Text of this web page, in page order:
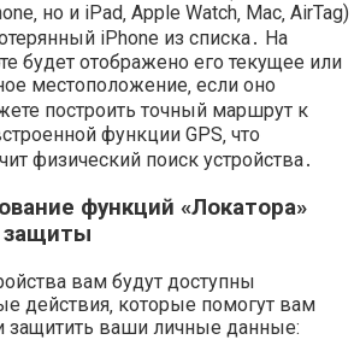
но и iPad‚ Apple Watch‚ Mac‚ AirTag)
iPhone из списка․ На
будет отображено его текущее или
местоположение‚ если оно
построить точный маршрут к
функции GPS‚ что
физический поиск устройства․
функций «Локатора»
защиты
вам будут доступны
действия‚ которые помогут вам
защитить ваши личные данные: